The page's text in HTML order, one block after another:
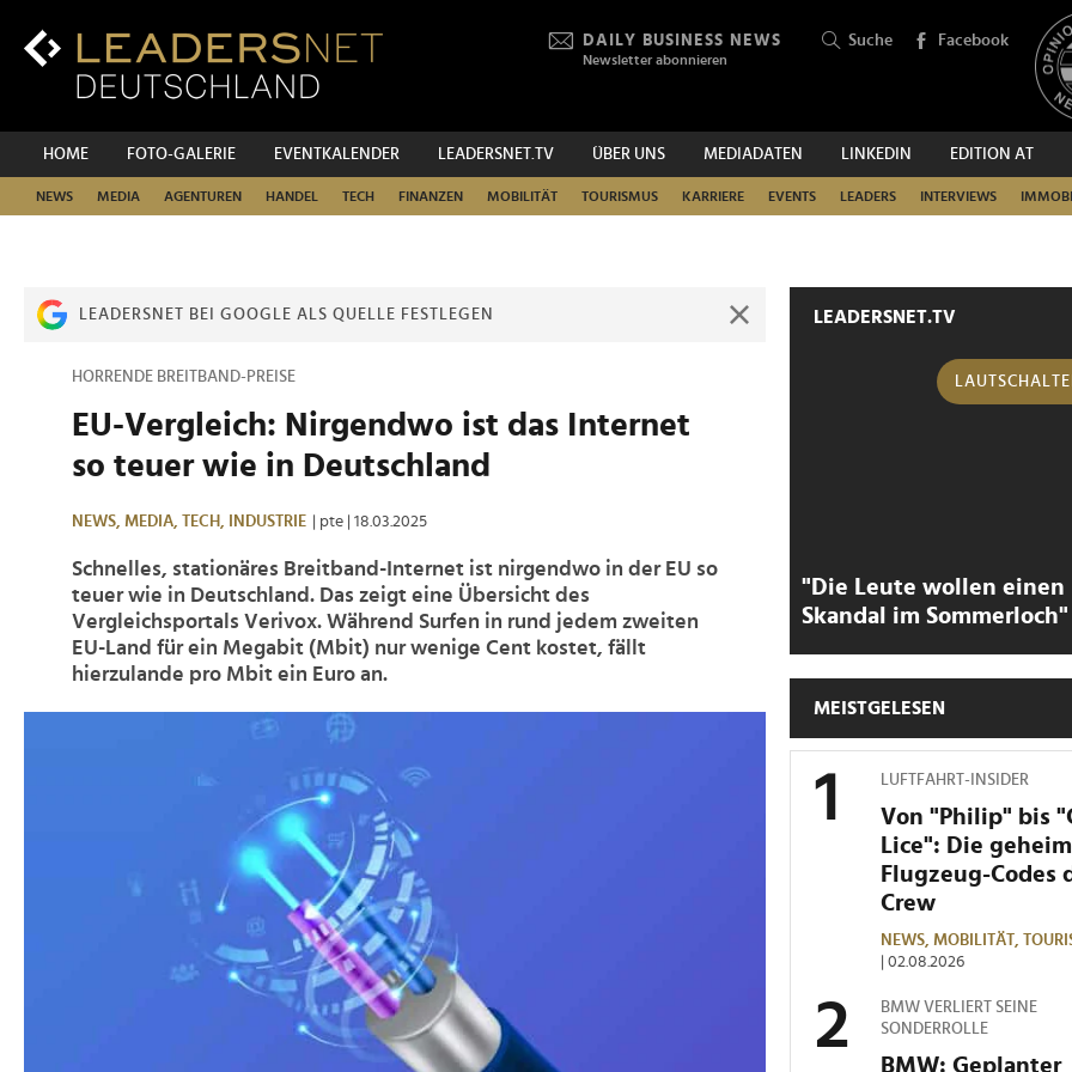
Inhalt
DAILY BUSINESS NEWS
Newsletter abonnieren
Suche Facebook
HOME FOTO-GALERIE EVENTKALENDER LEADERSNET.TV ÜBER UNS MEDIADATEN LINKEDIN EDITION AT
NEWS MEDIA AGENTUREN HANDEL TECH FINANZEN MOBILITÄT TOURISMUS KARRIERE EVENTS LEADERS INTERVIEWS
SUCHEN
LEADERSNET BEI GOOGLE ALS QUELLE FESTLEGEN
HORRENDE BREITBAND-PREISE
EU-Vergleich: Nirgendwo ist das Internet
so teuer wie in Deutschland
NEWS, MEDIA, TECH, INDUSTRIE | pte | 18.03.2025
Schnelles, stationäres Breitband-Internet ist nirgendwo in der EU so
teuer wie in Deutschland. Das zeigt eine Übersicht des
Vergleichsportals Verivox. Während Surfen in rund jedem zweiten
EU-Land für ein Megabit (Mbit) nur wenige Cent kostet, fällt
hierzulande pro Mbit ein Euro an.
LEADERSNET.TV
"Die Leute wollen einen
Skandal im Sommerloch"
MEISTGELESEN
LUFTFAHRT-INSIDER
Von "Philip" bis
Lice": Die
Flugzeug-Codes
Crew
NEWS, MOBILITÄT,
| 02.08.2026
BMW VERLIERT SEINE
SONDERROLLE
BMW: Geplanter